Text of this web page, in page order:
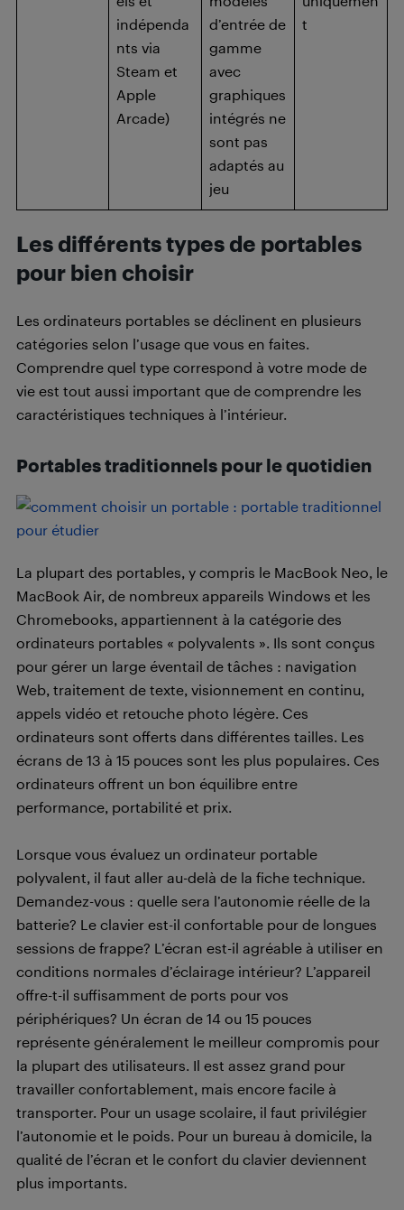
indépenda
nts via
Steam et
Apple
Arcade)
d’entrée de
gamme
avec
graphiques
intégrés ne
sont pas
adaptés au
jeu
t
Les différents types de portables
pour bien choisir
Les ordinateurs portables se déclinent en plusieurs
catégories selon l’usage que vous en faites.
Comprendre quel type correspond à votre mode de
vie est tout aussi important que de comprendre les
caractéristiques techniques à l’intérieur.
Portables traditionnels pour le quotidien
La plupart des portables, y compris le MacBook Neo, le
MacBook Air, de nombreux appareils Windows et les
Chromebooks, appartiennent à la catégorie des
ordinateurs portables « polyvalents ». Ils sont conçus
pour gérer un large éventail de tâches : navigation
Web, traitement de texte, visionnement en continu,
appels vidéo et retouche photo légère. Ces
ordinateurs sont offerts dans différentes tailles. Les
écrans de 13 à 15 pouces sont les plus populaires. Ces
ordinateurs offrent un bon équilibre entre
performance, portabilité et prix.
Lorsque vous évaluez un ordinateur portable
polyvalent, il faut aller au-delà de la fiche technique.
Demandez-vous : quelle sera l’autonomie réelle de la
batterie? Le clavier est-il confortable pour de longues
sessions de frappe? L’écran est-il agréable à utiliser en
conditions normales d’éclairage intérieur? L’appareil
offre-t-il suffisamment de ports pour vos
périphériques? Un écran de 14 ou 15 pouces
représente généralement le meilleur compromis pour
la plupart des utilisateurs. Il est assez grand pour
travailler confortablement, mais encore facile à
transporter. Pour un usage scolaire, il faut privilégier
l’autonomie et le poids. Pour un bureau à domicile, la
qualité de l’écran et le confort du clavier deviennent
plus importants.